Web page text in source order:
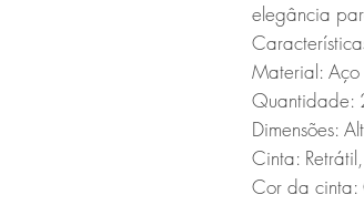
elegância
Material: Aço
Quantidade:
Dimensões:
Cinta:
Cor da cinta: